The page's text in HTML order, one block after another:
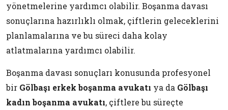
yönetmelerine yardımcı olabilir. Boşanma davası
sonuçlarına hazırlıklı olmak, çiftlerin geleceklerini
planlamalarına ve bu süreci daha kolay
atlatmalarına yardımcı olabilir.
Boşanma davası sonuçları konusunda profesyonel
bir Gölbaşı erkek boşanma avukatı ya da Gölbaşı
kadın boşanma avukatı, çiftlere bu süreçte